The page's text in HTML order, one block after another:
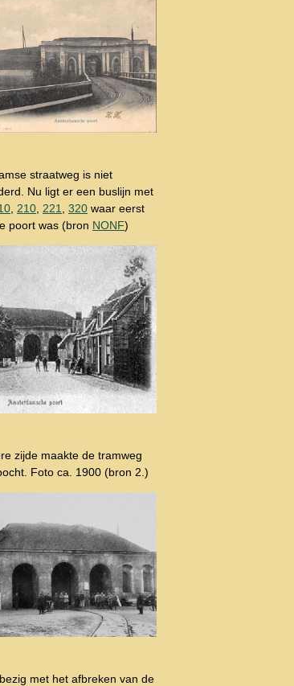
straatweg is niet
Nu ligt er een buslijn met
210 221 ,320 waar eerst
poort was (bron NONF)
zijde maakte de tramweg
Foto ca. 1900 (bron 2.)
met het afbreken van de